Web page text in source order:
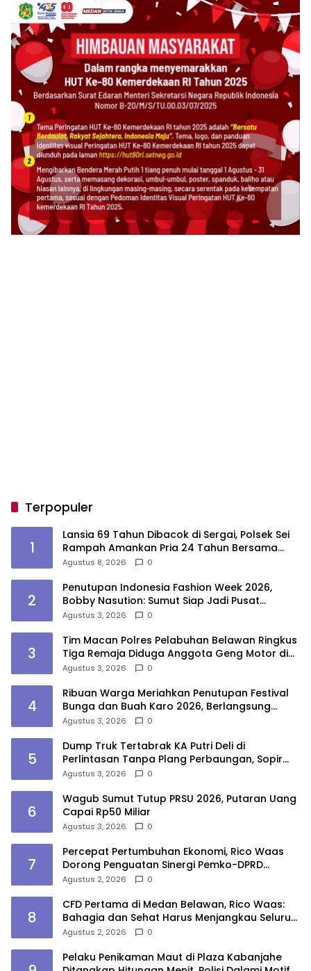
Terpopuler
1
Lansia 69 Tahun Dibacok di Sergai, Polsek Sei
Rampah Amankan Pria 24 Tahun Bersama
Parang
Agustus 8, 2026 0
2
Penutupan Indonesia Fashion Week 2026,
Bobby Nasution: Sumut Siap Jadi Pusat
Fashion Indonesia Lewat Wastra
Agustus 3, 2026 0
3
Tim Macan Polres Pelabuhan Belawan Ringkus
Tiga Remaja Diduga Anggota Geng Motor di
Marelan
Agustus 3, 2026 0
4
Ribuan Warga Meriahkan Penutupan Festival
Bunga dan Buah Karo 2026, Berlangsung
Aman di Bawah Pengamanan Gabungan
Agustus 3, 2026 0
5
Dump Truk Tertabrak KA Putri Deli di
Perlintasan Tanpa Plang Perbaungan, Sopir
Tewas
Agustus 3, 2026 0
6
Wagub Sumut Tutup PRSU 2026, Putaran Uang
Capai Rp50 Miliar
Agustus 3, 2026 0
7
Percepat Pertumbuhan Ekonomi, Rico Waas
Dorong Penguatan Sinergi Pemko-DPRD
Medan
Agustus 2, 2026 0
8
CFD Pertama di Medan Belawan, Rico Waas:
Bahagia dan Sehat Harus Menjangkau Seluruh
Sudut Kota Medan
Agustus 2, 2026 0
Pelaku Penikaman Maut di Plaza Kabanjahe